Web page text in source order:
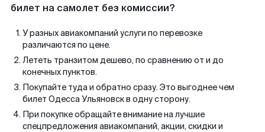
билет на самолет без комиссии?
У разных авиакомпаний услуги по перевозке
различаются по цене.
Лететь транзитом дешево, по сравнению от и до
конечных пунктов.
Покупайте туда и обратно сразу. Это выгоднее чем
билет Одесса Ульяновск в одну сторону.
При покупке обращайте внимание на лучшие
спецпредложения авиакомпаний, акции, скидки и